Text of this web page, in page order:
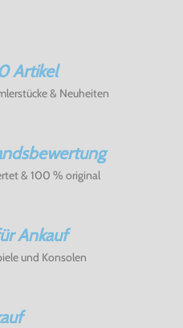
Artikel
& Neuheiten
& 100 % original
Ankauf
und Konsolen